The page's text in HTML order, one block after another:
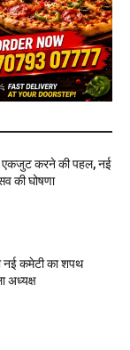
एकजुट करने की पहल, नई
की घोषणा
नई कमेटी का शपथ
अध्यक्ष